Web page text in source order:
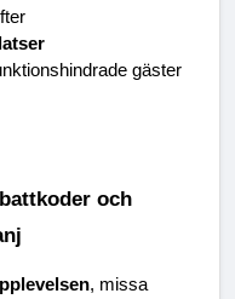
gäster
och
, missa